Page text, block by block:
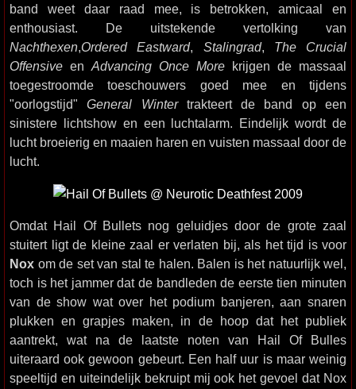
band weet daar raad mee, is betrokken, amicaal en
enthousiast. De uitstekende vertolking van
Nachthexen,Ordered Eastward, Stalingrad, The Crucial
Offensive en Advancing Once More krijgen de massaal
toegestroomde toeschouwers goed mee en tijdens
"oorlogstijd"General Wintertrakteert de band op een
sinistere lichtshow en een luchtalarm. Eindelijk wordt de
lucht broeierig en maaien haren en vuisten massaal door de
lucht.
Omdat Hail Of Bullets nog geluidjes door de grote zaal
stuitert ligt de kleine zaal er verlaten bij, als het tijd is voor
Nox om de set van stal te halen. Balen is het natuurlijk wel,
toch is het jammer dat de bandleden de eerste tien minuten
van de show wat over het podium banjeren, aan snaren
plukken en grapjes maken, in de hoop dat het publiek
aantrekt, wat na de laatste noten van Hail Of Bulles
uiteraard ook gewoon gebeurt. Een half uur is maar weinig
speeltijd en uiteindelijk bekruipt mij ook het gevoel dat Nox